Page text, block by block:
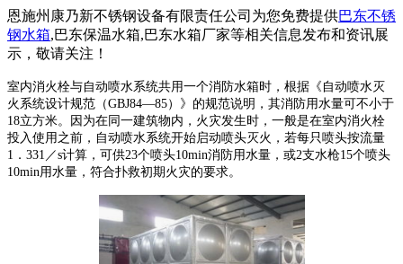
恩施州康乃新不锈钢设备有限责任公司为您免费提供巴东不锈
钢水箱,巴东保温水箱,巴东水箱厂家等相关信息发布和资讯展
示，敬请关注！
室内消火栓与自动喷水系统共用一个消防水箱时，根据《自动喷水灭
火系统设计规范（GBJ84—85）》的规范说明，其消防用水量可不小于
18立方米。因为在同一建筑物内，火灾发生时，一般是在室内消火栓
投入使用之前，自动喷水系统开始启动喷头灭火，若每只喷头按流量
1．331／s计算，可供23个喷头10min消防用水量，或2支水枪15个喷头
10min用水量，符合扑救初期火灾的要求。